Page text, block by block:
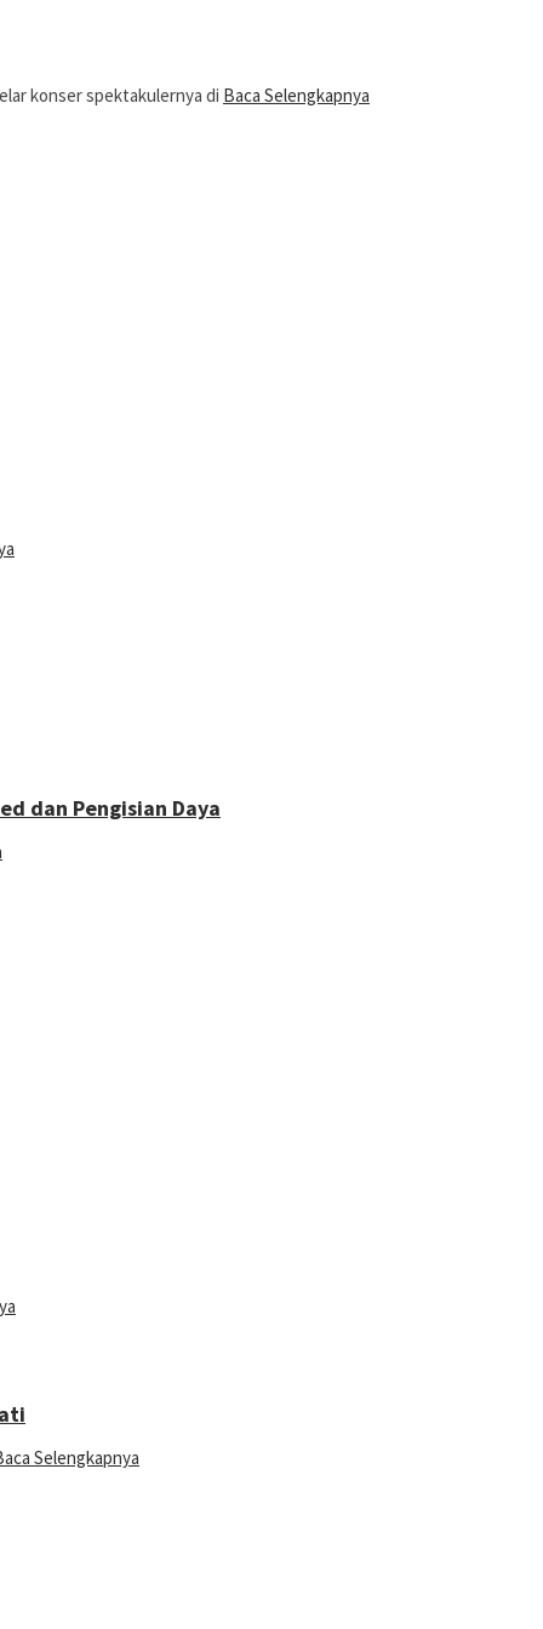
konser spektakulernya di Baca Selengkapnya
dan Pengisian Daya
Selengkapnya